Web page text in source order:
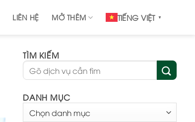
LIÊN HỆ MỞ THÊM TIẾNG VIỆT ▼
TÌM KIẾM
DANH MỤC
MỤC